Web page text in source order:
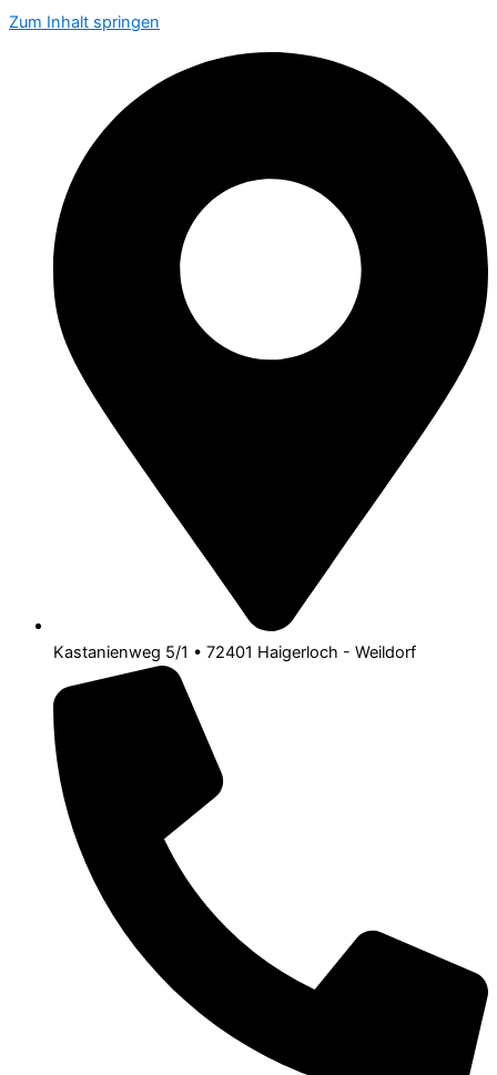
Zum Inhalt springen
Kastanienweg 5/1 • 72401 Haigerloch - Weildorf